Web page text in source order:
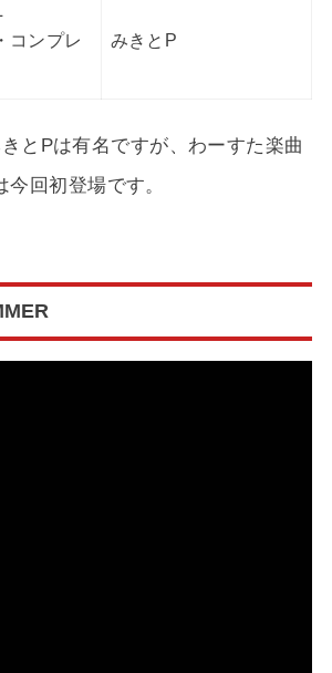
コンプレ
みきとP
とPは有名ですが、わーすた楽曲
回初登場です。